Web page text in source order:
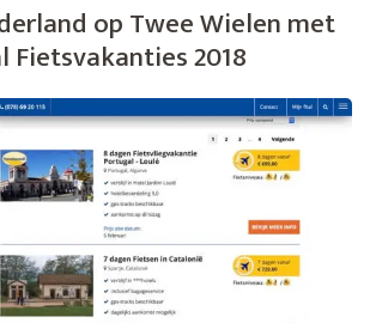
Ervaring
in
op Twee Wielen met
Fietsvakanties 2018